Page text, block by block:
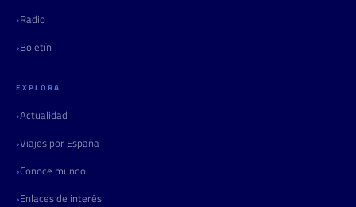
Radio
Boletín
EXPLORA
Actualidad
Viajes por España
Conoce mundo
Enlaces de interés